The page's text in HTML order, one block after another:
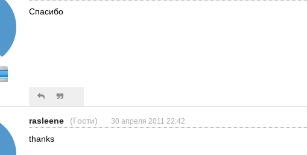
Спасибо
rasleene (Гости) 30 апреля 2011 22:42
thanks